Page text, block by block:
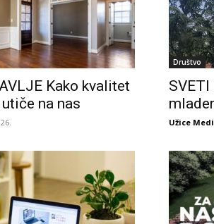
Kako kvalitet
na nas
Društvo
Užice